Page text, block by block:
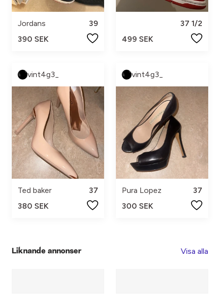
Jordans
39
390 SEK
37 1/2
499 SEK
vint4g3_
Ted baker
37
380 SEK
vint4g3_
Pura Lopez
37
300 SEK
Liknande annonser Visa alla